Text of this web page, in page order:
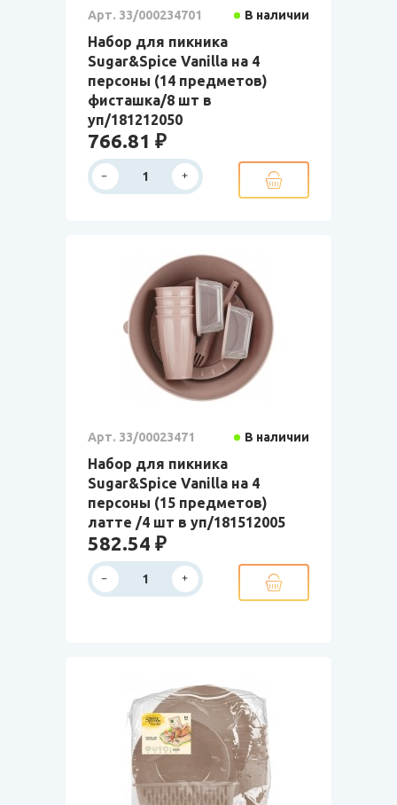
Арт. 33/000234701 В наличии
Набор для пикника
Sugar&Spice Vanilla на 4
персоны (14 предметов)
фисташка/8 шт в
уп/181212050
766.81 ₽
Арт. 33/00023471 В наличии
Набор для пикника
Sugar&Spice Vanilla на 4
персоны (15 предметов)
латте /4 шт в уп/181512005
582.54 ₽